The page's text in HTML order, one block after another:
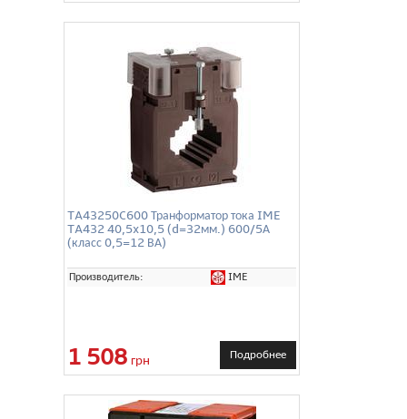
TA43250C600 Транформатор тока IME
TA432 40,5x10,5 (d=32мм.) 600/5А
(класс 0,5=12 ВА)
Производитель: IME
1 508 грн Подробнее